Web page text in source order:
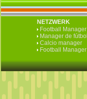
NETZWERK
Football Manager
Manager de fútbol
Calcio manager
Football Manager